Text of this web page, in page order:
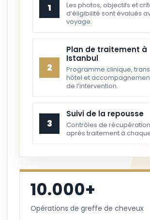
1
Les photos, objectifs et
d’éligibilité sont évalués
voyage.
2
Plan de traitement à
Istanbul
Programme clinique,
hôtel et
de l’intervention.
3
Suivi de la repousse
Contrôles de
après traitement à
10.000+
Opérations de greffe de cheveux